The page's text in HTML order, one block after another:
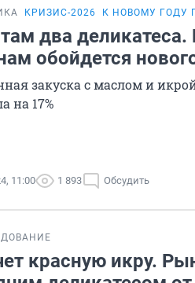
КРИЗИС-2026 К НОВОМУ ГОДУ
два деликатеса.
обойдется
закуска с маслом и
на 17%
11:00 1 893 Обсудить
красную икру.